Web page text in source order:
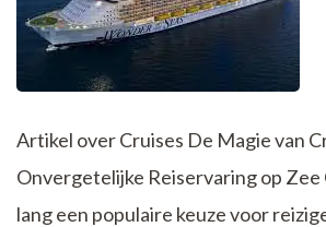
Artikel over Cruises De Magie van
Onvergetelijke Reiservaring op Zee
lang een populaire keuze voor